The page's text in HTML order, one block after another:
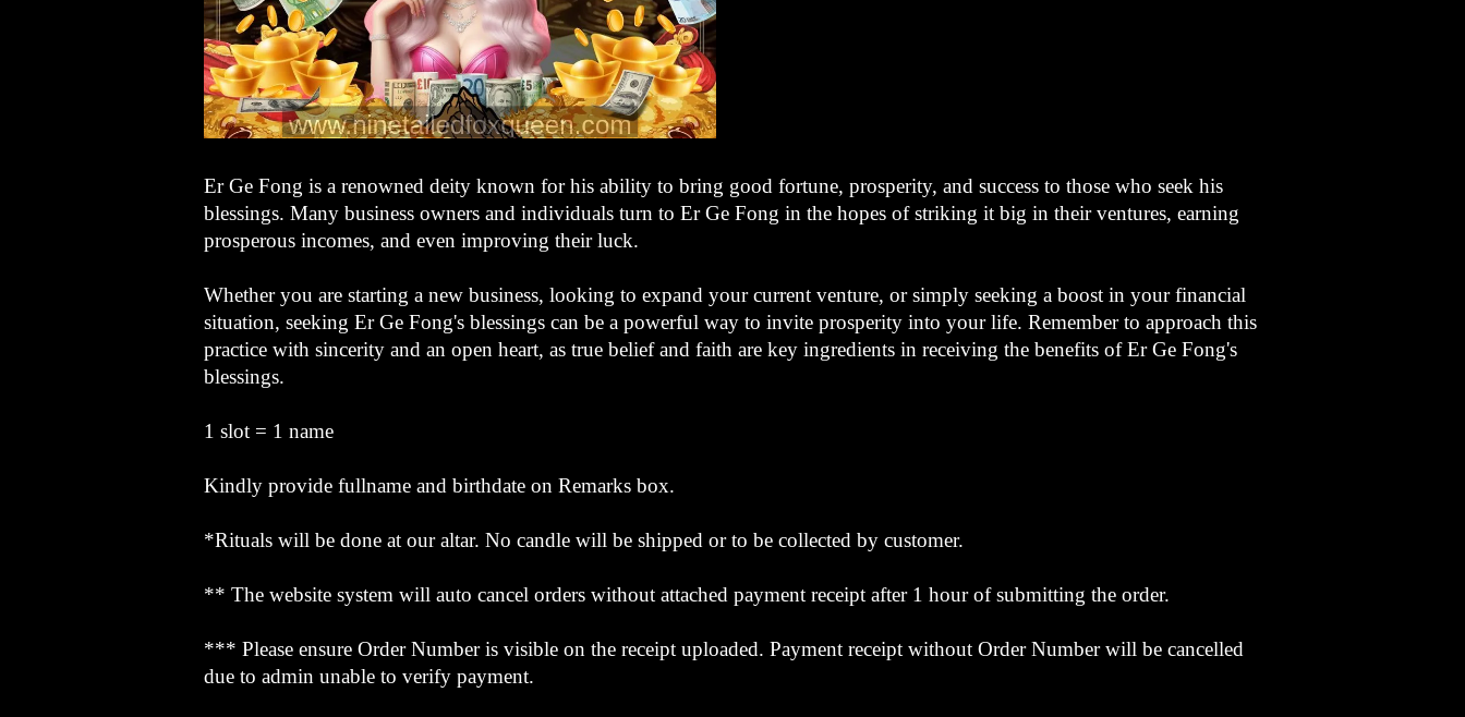
Er Ge Fong is a renowned deity known for his ability to bring good fortune, prosperity, and success to those who seek his
blessings. Many business owners and individuals turn to Er Ge Fong in the hopes of striking it big in their ventures, earning
prosperous incomes, and even improving their luck.
Whether you are starting a new business, looking to expand your current venture, or simply seeking a boost in your financial
situation, seeking Er Ge Fong's blessings can be a powerful way to invite prosperity into your life. Remember to approach this
practice with sincerity and an open heart, as true belief and faith are key ingredients in receiving the benefits of Er Ge Fong's
blessings.
1 slot = 1 name
Kindly provide fullname and birthdate on Remarks box.
*Rituals will be done at our altar. No candle will be shipped or to be collected by customer.
** The website system will auto cancel orders without attached payment receipt after 1 hour of submitting the order.
*** Please ensure Order Number is visible on the receipt uploaded. Payment receipt without Order Number will be cancelled
due to admin unable to verify payment.